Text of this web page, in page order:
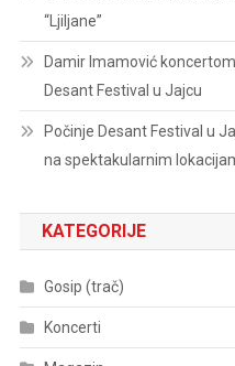
“Ljiljane”
Damir Imamović
Desant Festival u Jajcu
Počinje Desant Festival u
na spektakularnim
KATEGORIJE
Gosip (trač)
Koncerti